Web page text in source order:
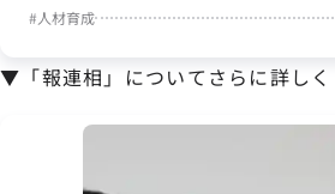
#人材育成
▼「報連相」についてさらに詳しく